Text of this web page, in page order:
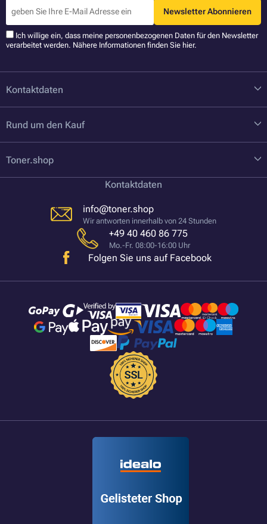
Newsletter Abonnieren
Ich willige ein, dass meine personenbezogenen Daten für den Newsletter
verarbeitet werden. Nähere Informationen finden Sie hier.
Kontaktdaten
Rund um den Kauf
Toner.shop
Kontaktdaten
info@toner.shop
Wir antworten innerhalb von 24 Stunden
+49 40 460 86 775
Mo.-Fr. 08:00-16:00 Uhr
Folgen Sie uns auf Facebook